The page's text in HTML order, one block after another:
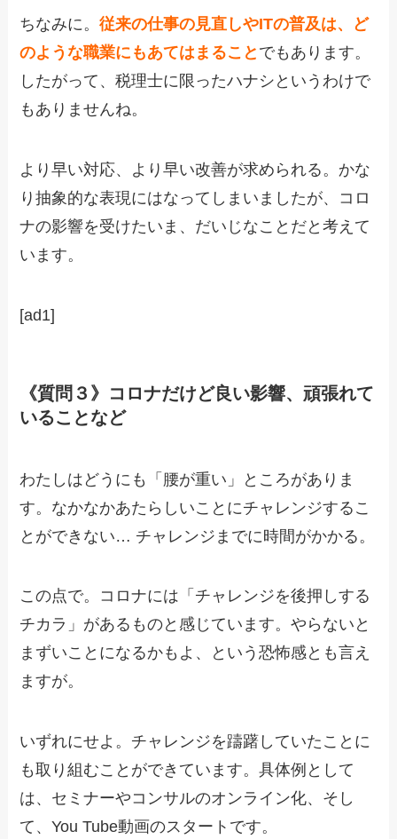
ちなみに。従来の仕事の見直しやITの普及は、ど
のような職業にもあてはまること でもあります。
したがって、税理士に限ったハナシというわけで
もありませんね。
より早い対応、より早い改善が求められる。かな
り抽象的な表現にはなってしまいましたが、コロ
ナの影響を受けたいま、だいじなことだと考えて
います。
[ad1]
《質問３》コロナだけど良い影響、頑張れて
いることなど
わたしはどうにも「腰が重い」ところがありま
す。なかなかあたらしいことにチャレンジするこ
とができない… チャレンジまでに時間がかかる。
この点で。コロナには「チャレンジを後押しする
チカラ」があるものと感じています。やらないと
まずいことになるかもよ、という恐怖感とも言え
ますが。
いずれにせよ。チャレンジを躊躇していたことに
も取り組むことができています。具体例として
は、セミナーやコンサルのオンライン化、そし
て、You Tube動画のスタートです。